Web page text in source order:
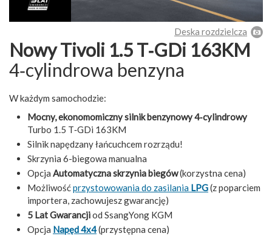
Deska rozdzielcza
Nowy Tivoli 1.5 T‑GDi 163KM
4‑cylindrowa benzyna
W każdym samochodzie:
Mocny, ekonomomiczny silnik benzynowy 4‑cylindrowy
Turbo 1.5 T‑GDi 163KM
Silnik napędzany łańcuchcem rozrządu!
Skrzynia 6-biegowa manualna
Opcja Automatyczna skrzynia biegów(korzystna cena)
Możliwośćprzystowowania do zasilania LPG(z poparciem
importera, zachowujesz gwarancję)
5 Lat Gwarancjiod SsangYong KGM
Opcja Napęd 4x4(przystępna cena)